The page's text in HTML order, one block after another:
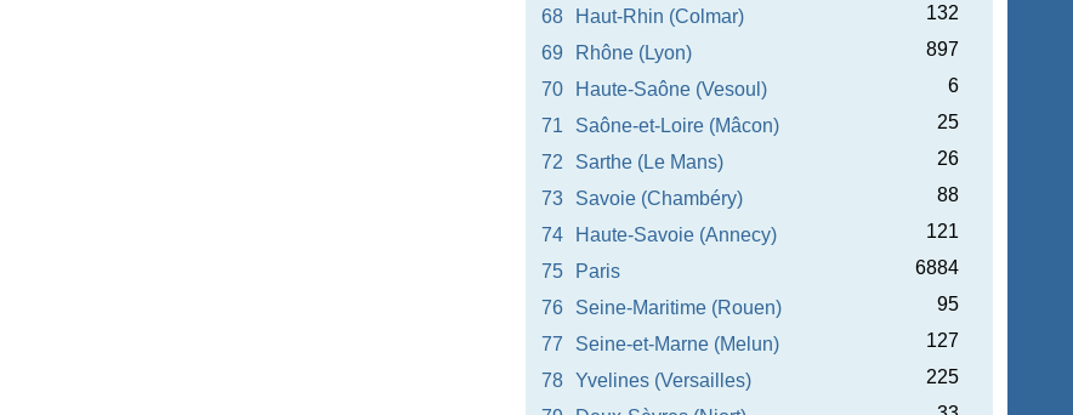
68
Haut-Rhin (Colmar)
132
69
Rhône (Lyon)
897
70
Haute-Saône (Vesoul)
6
71
Saône-et-Loire (Mâcon)
25
72
Sarthe (Le Mans)
26
73
Savoie (Chambéry)
88
74
Haute-Savoie (Annecy)
121
75
Paris
6884
76
Seine-Maritime (Rouen)
95
77
Seine-et-Marne (Melun)
127
78
Yvelines (Versailles)
225